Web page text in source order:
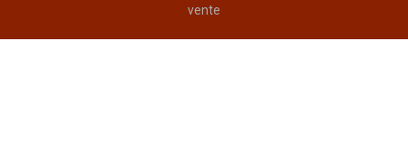
vente